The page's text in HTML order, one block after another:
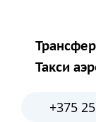
Трансфер
Такси
+375